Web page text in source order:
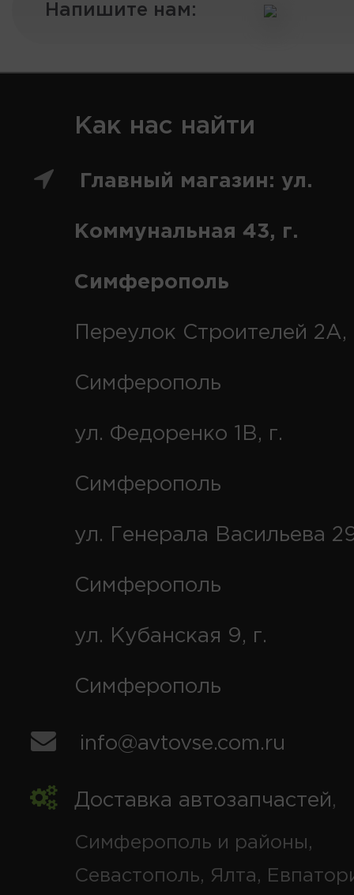
Напишите нам:
Как нас найти
Главный магазин: ул.
Коммунальная 43, г.
Симферополь
Переулок Строителей 2А,
Симферополь
ул. Федоренко 1В, г.
Симферополь
ул. Генерала Васильева
Симферополь
ул. Кубанская 9, г.
Симферополь
info@avtovse.com.ru
Доставка автозапчастей,
Симферополь и районы,
Севастополь, Ялта,